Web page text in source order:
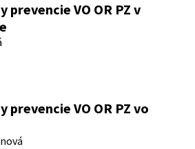
prevencie VO OR PZ v
prevencie VO OR PZ vo